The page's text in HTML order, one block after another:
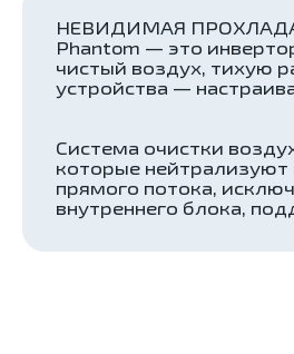
НЕВИДИМАЯ
Phantom — это
чистый воздух, тихую
устройства —
Система очистки
которые нейтрализуют
прямого потока,
внутреннего блока,